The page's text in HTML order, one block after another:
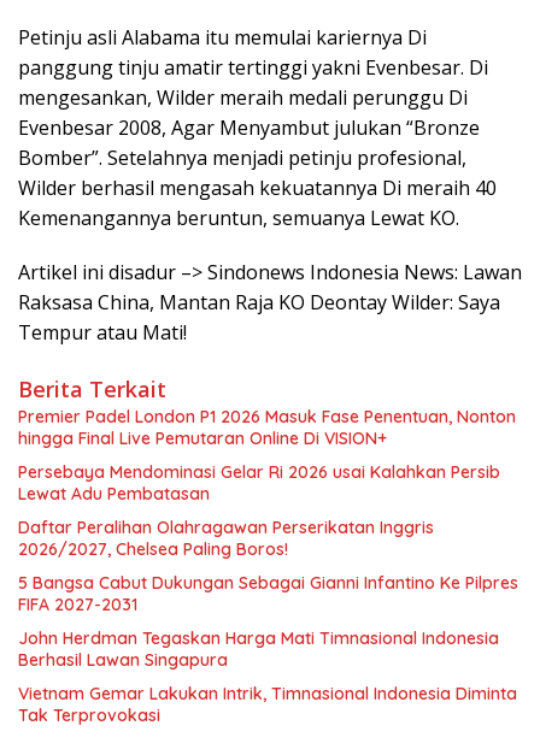
Petinju asli Alabama itu memulai kariernya Di
panggung tinju amatir tertinggi yakni Evenbesar. Di
mengesankan, Wilder meraih medali perunggu Di
Evenbesar 2008, Agar Menyambut julukan “Bronze
Bomber”. Setelahnya menjadi petinju profesional,
Wilder berhasil mengasah kekuatannya Di meraih 40
Kemenangannya beruntun, semuanya Lewat KO.
Artikel ini disadur –> Sindonews Indonesia News: Lawan
Raksasa China, Mantan Raja KO Deontay Wilder: Saya
Tempur atau Mati!
Berita Terkait
Premier Padel London P1 2026 Masuk Fase Penentuan, Nonton
hingga Final Live Pemutaran Online Di VISION+
Persebaya Mendominasi Gelar Ri 2026 usai Kalahkan Persib
Lewat Adu Pembatasan
Daftar Peralihan Olahragawan Perserikatan Inggris
2026/2027, Chelsea Paling Boros!
5 Bangsa Cabut Dukungan Sebagai Gianni Infantino Ke Pilpres
FIFA 2027-2031
John Herdman Tegaskan Harga Mati Timnasional Indonesia
Berhasil Lawan Singapura
Vietnam Gemar Lakukan Intrik, Timnasional Indonesia Diminta
Tak Terprovokasi